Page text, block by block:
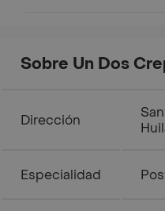
Sobre Un Dos
Dirección
Especialidad